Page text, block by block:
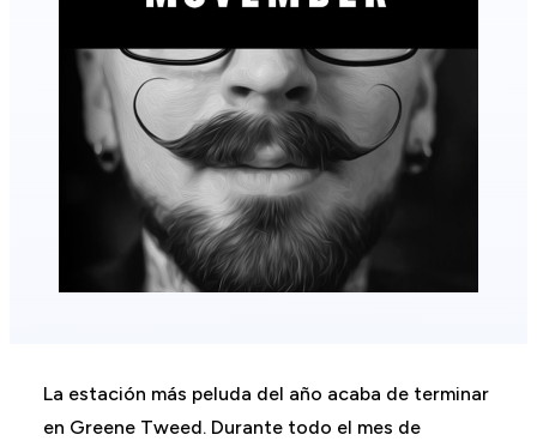
La estación más peluda del año acaba de terminar
en Greene Tweed. Durante todo el mes de